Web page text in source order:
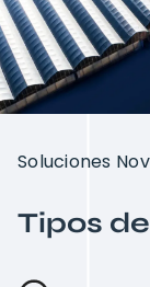
Proyectos
Soluciones
Tipos